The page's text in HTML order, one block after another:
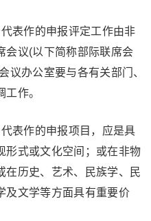
表作的申报评定工作由非
会议(以下简称部际联席会
议办公室要与各有关部门、
作。
表作的申报项目，应是具
形式或文化空间；或在非物
在历史、艺术、民族学、民
及文学等方面具有重要价